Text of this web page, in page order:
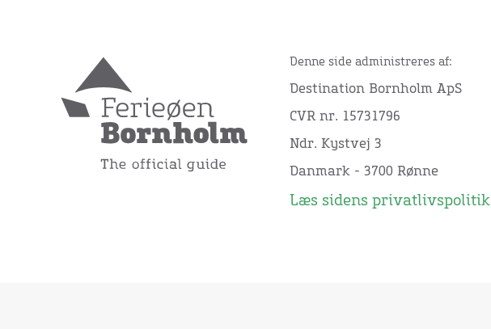
Denne side administreres af:
Destination Bornholm ApS
CVR nr. 15731796
Ndr. Kystvej 3
Danmark - 3700 Rønne
Læs sidens privatlivspolitik